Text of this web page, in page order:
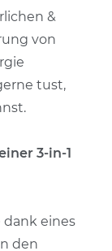
&
von
tust,
3-in-1
dank eines
den